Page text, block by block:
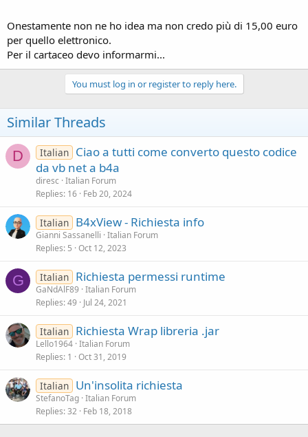
Onestamente non ne ho idea ma non credo più di 15,00 euro
per quello elettronico.
Per il cartaceo devo informarmi...
You must log in or register to reply here.
Similar Threads
D Italian Ciao a tutti come converto questo codice
da vb net a b4a
diresc Italian Forum
Replies 16 Feb 20, 2024
Italian B4xView - Richiesta info
Gianni Sassanelli Italian Forum
Replies 5 Oct 12, 2023
G Italian Richiesta permessi runtime
GaNdAlF89 Italian Forum
Replies 49 Jul 24, 2021
Italian Richiesta Wrap libreria .jar
Lello1964 Italian Forum
Replies 1 Oct 31, 2019
Italian Un'insolita richiesta
StefanoTag Italian Forum
Replies 32 Feb 18, 2018